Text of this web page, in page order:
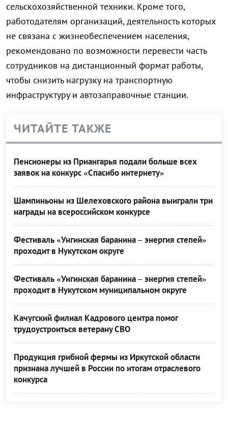
сельскохозяйственной техники. Кроме того,
работодателям организаций, деятельность которых
не связана с жизнеобеспечением населения,
рекомендовано по возможности перевести часть
сотрудников на дистанционный формат работы,
чтобы снизить нагрузку на транспортную
инфраструктуру и автозаправочные станции.
ЧИТАЙТЕ ТАКЖЕ
Пенсионеры из Приангарья подали больше всех
заявок на конкурс «Спасибо интернету»
Шампиньоны из Шелеховского района выиграли три
награды на всероссийском конкурсе
Фестиваль «Унгинская баранина – энергия степей»
проходит в Нукутском округе
Фестиваль «Унгинская баранина – энергия степей»
проходит в Нукутском муниципальном округе
Качугский филиал Кадрового центра помог
трудоустроиться ветерану СВО
Продукция грибной фермы из Иркутской области
признана лучшей в России по итогам отраслевого
конкурса